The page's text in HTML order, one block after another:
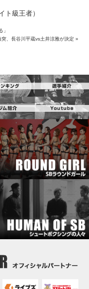
ト級王者）
」
、長谷川平蔵vs土井涼雅が決定 »